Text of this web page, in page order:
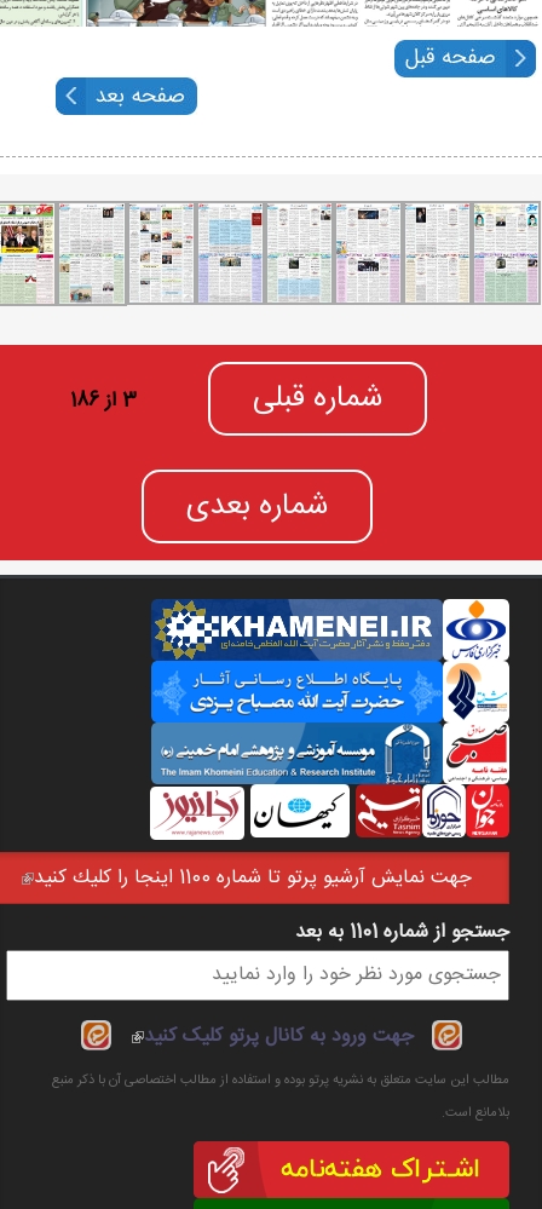
شماره قبلی 3 از 186
شماره بعدی
جهت نمايش آرشيو پرتو تا شماره 1100 اينجا را كليك كنيد
فرم جستجو
جستجو از شماره 1101 به بعد
جهت ورود به کانال پرتو کلیک کنید
(link is
external)
مطالب این سایت متعلق به نشریه پرتو بوده و استفاده از مطالب اختصاصی آن با ذکر منبع
بلامانع است.